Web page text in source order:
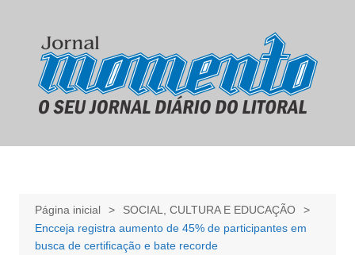
conteúdo
Página inicial
SOCIAL, CULTURA E EDUCAÇÃO
Encceja registra aumento de 45% de participantes em
busca de certificação e bate recorde